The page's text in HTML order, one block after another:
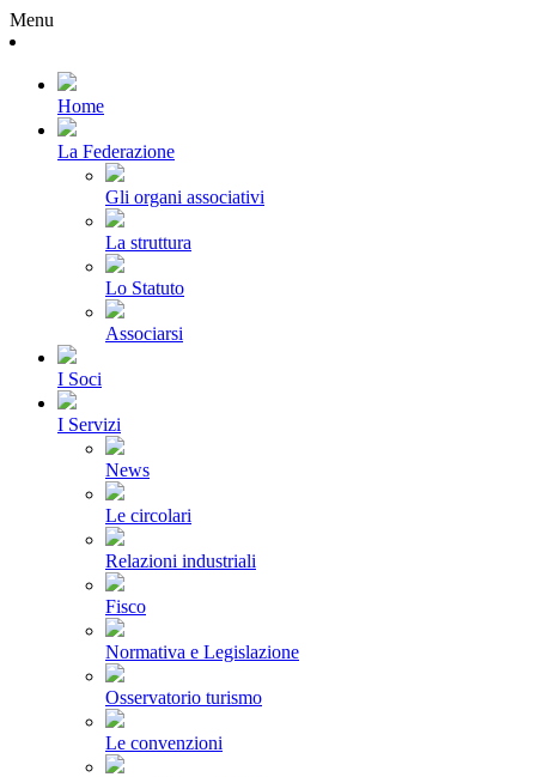
Menu
Home
La Federazione
Gli organi associativi
La struttura
Lo Statuto
Associarsi
I Soci
I Servizi
News
Le circolari
Relazioni industriali
Fisco
Normativa e Legislazione
Osservatorio turismo
Le convenzioni